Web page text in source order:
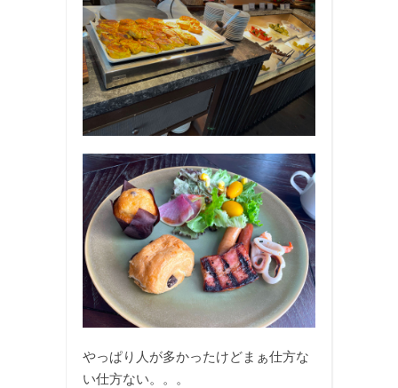
やっぱり人が多かったけどまぁ仕方な
い仕方ない。。。